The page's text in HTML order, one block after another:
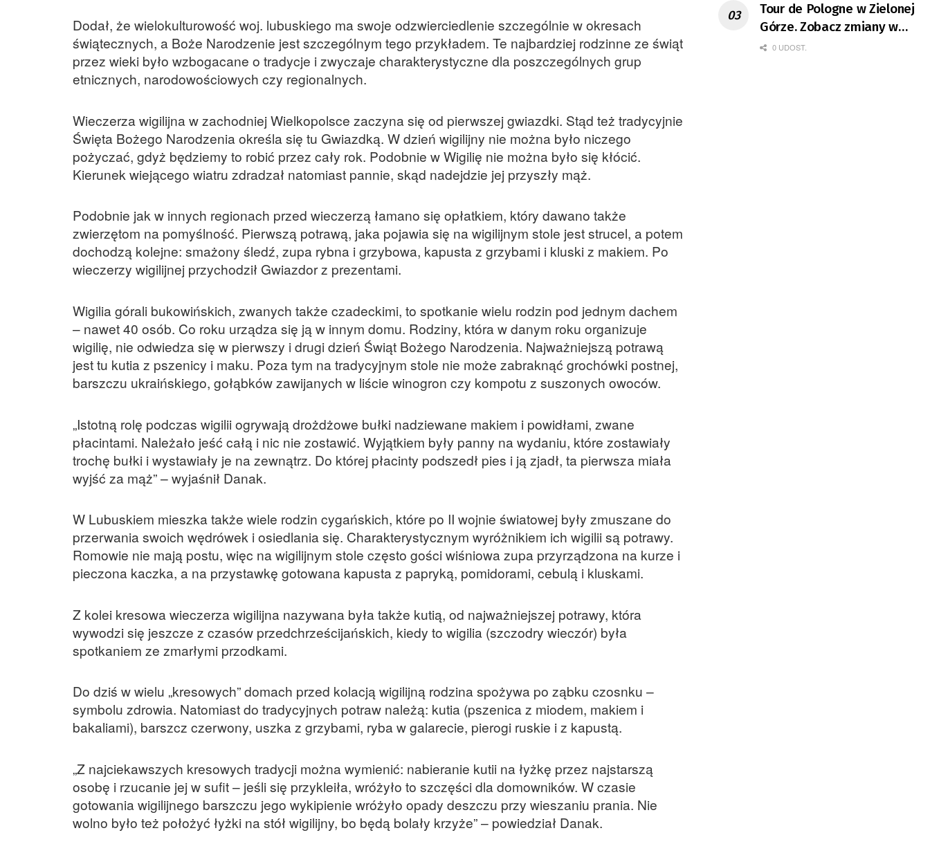
Dodał, że wielokulturowość woj. lubuskiego ma swoje odzwierciedlenie szczególnie w okresach
świątecznych, a Boże Narodzenie jest szczególnym tego przykładem. Te najbardziej rodzinne ze świąt
przez wieki było wzbogacane o tradycje i zwyczaje charakterystyczne dla poszczególnych grup
etnicznych, narodowościowych czy regionalnych.
Wieczerza wigilijna w zachodniej Wielkopolsce zaczyna się od pierwszej gwiazdki. Stąd też tradycyjnie
Święta Bożego Narodzenia określa się tu Gwiazdką. W dzień wigilijny nie można było niczego
pożyczać, gdyż będziemy to robić przez cały rok. Podobnie w Wigilię nie można było się kłócić.
Kierunek wiejącego wiatru zdradzał natomiast pannie, skąd nadejdzie jej przyszły mąż.
Podobnie jak w innych regionach przed wieczerzą łamano się opłatkiem, który dawano także
zwierzętom na pomyślność. Pierwszą potrawą, jaka pojawia się na wigilijnym stole jest strucel, a potem
dochodzą kolejne: smażony śledź, zupa rybna i grzybowa, kapusta z grzybami i kluski z makiem. Po
wieczerzy wigilijnej przychodził Gwiazdor z prezentami.
Wigilia górali bukowińskich, zwanych także czadeckimi, to spotkanie wielu rodzin pod jednym dachem
– nawet 40 osób. Co roku urządza się ją w innym domu. Rodziny, która w danym roku organizuje
wigilię, nie odwiedza się w pierwszy i drugi dzień Świąt Bożego Narodzenia. Najważniejszą potrawą
jest tu kutia z pszenicy i maku. Poza tym na tradycyjnym stole nie może zabraknąć grochówki postnej,
barszczu ukraińskiego, gołąbków zawijanych w liście winogron czy kompotu z suszonych owoców.
„Istotną rolę podczas wigilii ogrywają drożdżowe bułki nadziewane makiem i powidłami, zwane
płacintami. Należało jeść całą i nic nie zostawić. Wyjątkiem były panny na wydaniu, które zostawiały
trochę bułki i wystawiały je na zewnątrz. Do której płacinty podszedł pies i ją zjadł, ta pierwsza miała
wyjść za mąż” – wyjaśnił Danak.
W Lubuskiem mieszka także wiele rodzin cygańskich, które po II wojnie światowej były zmuszane do
przerwania swoich wędrówek i osiedlania się. Charakterystycznym wyróżnikiem ich wigilii są potrawy.
Romowie nie mają postu, więc na wigilijnym stole często gości wiśniowa zupa przyrządzona na kurze i
pieczona kaczka, a na przystawkę gotowana kapusta z papryką, pomidorami, cebulą i kluskami.
Z kolei kresowa wieczerza wigilijna nazywana była także kutią, od najważniejszej potrawy, która
wywodzi się jeszcze z czasów przedchrześcijańskich, kiedy to wigilia (szczodry wieczór) była
spotkaniem ze zmarłymi przodkami.
Do dziś w wielu „kresowych” domach przed kolacją wigilijną rodzina spożywa po ząbku czosnku –
symbolu zdrowia. Natomiast do tradycyjnych potraw należą: kutia (pszenica z miodem, makiem i
bakaliami), barszcz czerwony, uszka z grzybami, ryba w galarecie, pierogi ruskie i z kapustą.
„Z najciekawszych kresowych tradycji można wymienić: nabieranie kutii na łyżkę przez najstarszą
osobę i rzucanie jej w sufit – jeśli się przykleiła, wróżyło to szczęści dla domowników. W czasie
gotowania wigilijnego barszczu jego wykipienie wróżyło opady deszczu przy wieszaniu prania. Nie
wolno było też położyć łyżki na stół wigilijny, bo będą bolały krzyże” – powiedział Danak.
Tour de Pologne w Zielonej
Górze. Zobacz zmiany w
organizacji ruchu
0 UDOST.